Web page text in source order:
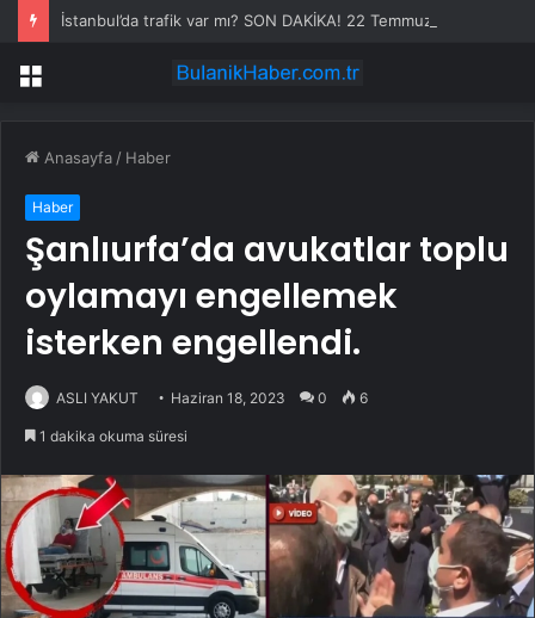
Menü
Anasayfa / Haber
Haber
Şanlıurfa’da avukatlar toplu
oylamayı engellemek
isterken engellendi.
ASLI YAKUT Haziran 18, 2023 0 6
1 dakika okuma süresi